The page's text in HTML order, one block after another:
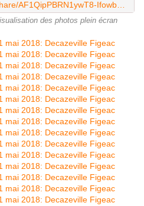
des photos plein écran